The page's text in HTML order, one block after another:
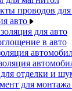
проводов
авто
для авто
в авто
отделки и
для